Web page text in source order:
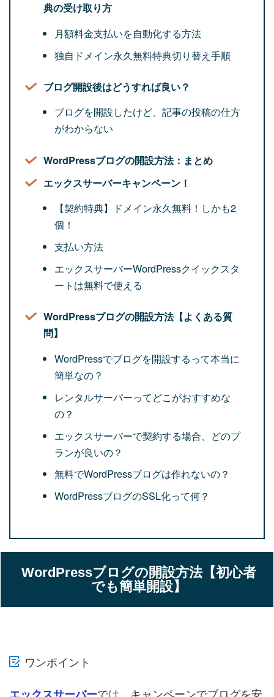
典の受け取り方
月額料金支払いを自動化する方法
独自ドメイン永久無料特典切り替え手順
ブログ開設後はどうすれば良い？
ブログを開設したけど、記事の投稿の仕方
がわからない
WordPressブログの開設方法：まとめ
エックスサーバーキャンペーン！
【契約特典】ドメイン永久無料！しかも2
個！
支払い方法
エックスサーバーWordPressクイックスタ
ートは無料で使える
WordPressブログの開設方法【よくある質
問】
WordPressでブログを開設するって本当に
簡単なの？
レンタルサーバーってどこがおすすめな
の？
エックスサーバーで契約する場合、どのプ
ランが良いの？
無料でWordPressブログは作れないの？
WordPressブログのSSL化って何？
WordPressブログの開設方法【初心者
でも簡単開設】
ワンポイント
エックスサーバーでは、キャンペーンでブログを安